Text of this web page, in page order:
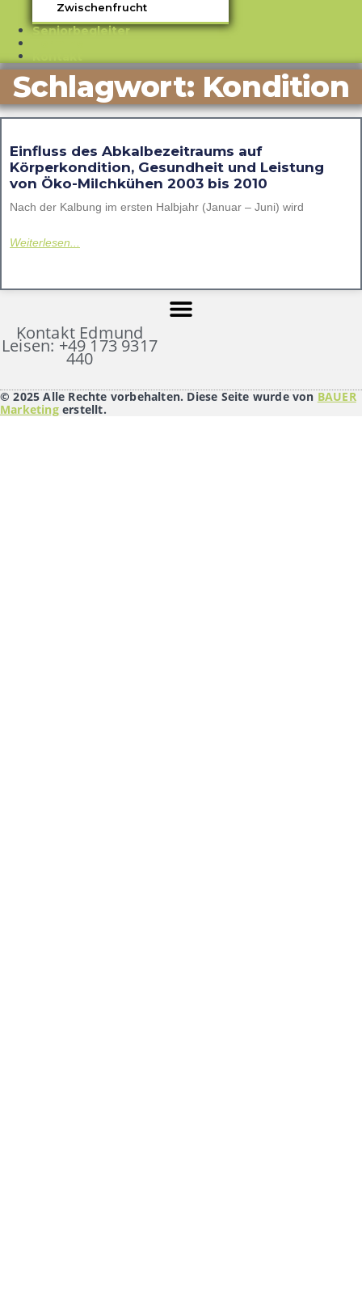
Zwischenfrucht
Seniorbegleiter
Schlagwort: Kondition
Einfluss des Abkalbezeitraums auf
Körperkondition, Gesundheit und Leistung
von Öko-Milchkühen 2003 bis 2010
Nach der Kalbung im ersten Halbjahr (Januar – Juni) wird
Weiterlesen...
Kontakt Edmund
Leisen: +49 173 9317
440
© 2025 Alle Rechte vorbehalten. Diese Seite wurde von BAUER
Marketingerstellt.